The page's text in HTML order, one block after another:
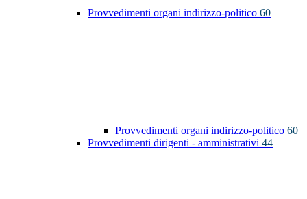
Provvedimenti organi indirizzo-politico 60
Provvedimenti organi indirizzo-politico 60
Provvedimenti dirigenti - amministrativi 44